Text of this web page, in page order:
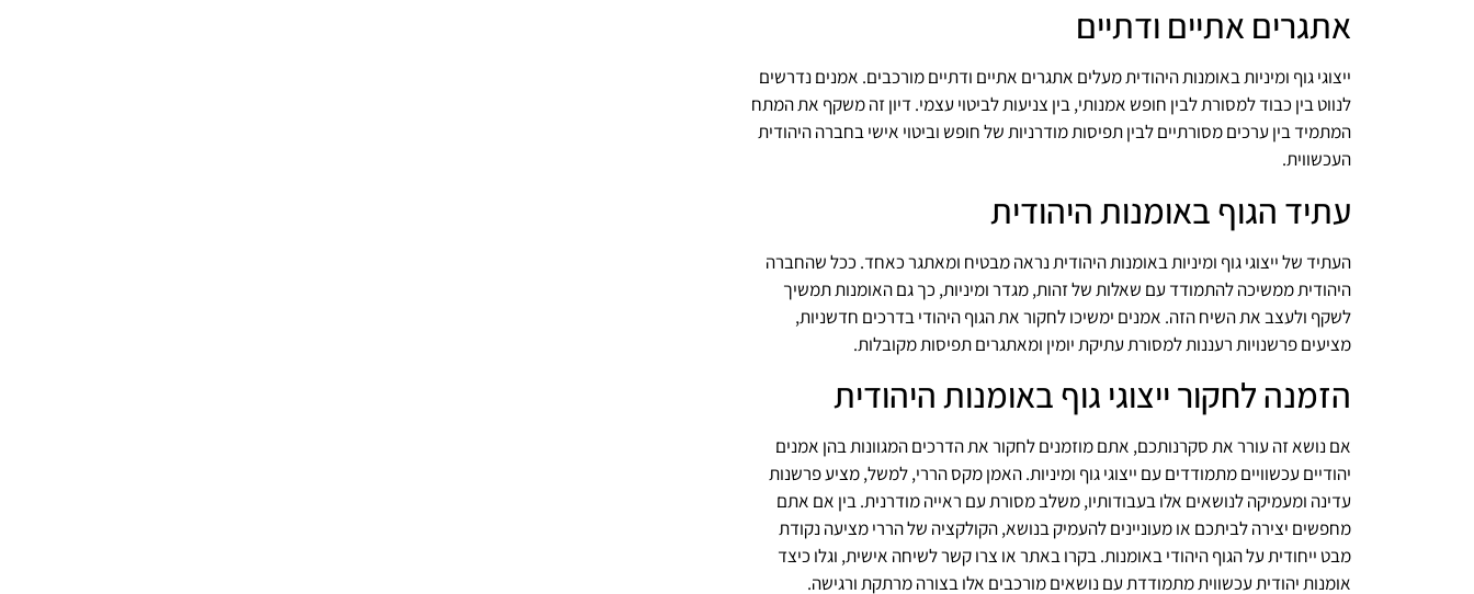
אתגרים אתיים ודתיים
ייצוגי גוף ומיניות באומנות היהודית מעלים אתגרים אתיים ודתיים מורכבים. אמנים נדרשים
לנווט בין כבוד למסורת לבין חופש אמנותי, בין צניעות לביטוי עצמי. דיון זה משקף את המתח
המתמיד בין ערכים מסורתיים לבין תפיסות מודרניות של חופש וביטוי אישי בחברה היהודית
העכשווית.
עתיד הגוף באומנות היהודית
העתיד של ייצוגי גוף ומיניות באומנות היהודית נראה מבטיח ומאתגר כאחד. ככל שהחברה
היהודית ממשיכה להתמודד עם שאלות של זהות, מגדר ומיניות, כך גם האומנות תמשיך
לשקף ולעצב את השיח הזה. אמנים ימשיכו לחקור את הגוף היהודי בדרכים חדשניות,
מציעים פרשנויות רעננות למסורת עתיקת יומין ומאתגרים תפיסות מקובלות.
הזמנה לחקור ייצוגי גוף באומנות היהודית
אם נושא זה עורר את סקרנותכם, אתם מוזמנים לחקור את הדרכים המגוונות בהן אמנים
יהודיים עכשוויים מתמודדים עם ייצוגי גוף ומיניות. האמן מקס הררי, למשל, מציע פרשנות
עדינה ומעמיקה לנושאים אלו בעבודותיו, משלב מסורת עם ראייה מודרנית. בין אם אתם
מחפשים יצירה לביתכם או מעוניינים להעמיק בנושא, הקולקציה של הררי מציעה נקודת
מבט ייחודית על הגוף היהודי באומנות. בקרו באתר או צרו קשר לשיחה אישית, וגלו כיצד
אומנות יהודית עכשווית מתמודדת עם נושאים מורכבים אלו בצורה מרתקת ורגישה.